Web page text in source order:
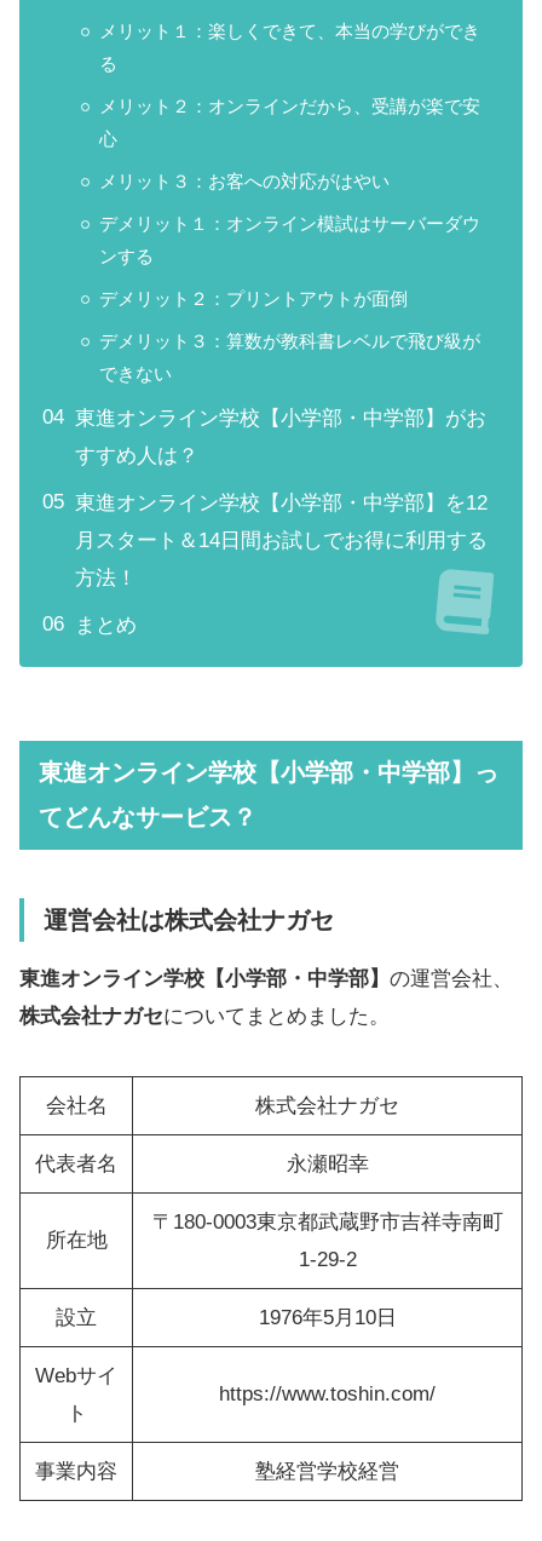
メリット１：楽しくできて、本当の学びができ
る
メリット２：オンラインだから、受講が楽で安
心
メリット３：お客への対応がはやい
デメリット１：オンライン模試はサーバーダウ
ンする
デメリット２：プリントアウトが面倒
デメリット３：算数が教科書レベルで飛び級が
できない
東進オンライン学校【小学部・中学部】がお
すすめ人は？
東進オンライン学校【小学部・中学部】を12
月スタート＆14日間お試しでお得に利用する
方法！
まとめ
東進オンライン学校【小学部・中学部】っ
てどんなサービス？
運営会社は株式会社ナガセ
東進オンライン学校【小学部・中学部】 の運営会社、
株式会社ナガセについてまとめました。
会社名 株式会社ナガセ
代表者名 永瀬昭幸
所在地
〒180-0003東京都武蔵野市吉祥寺南町
1-29-2
設立 1976年5月10日
Webサイ
ト
https://www.toshin.com/
事業内容 塾経営学校経営